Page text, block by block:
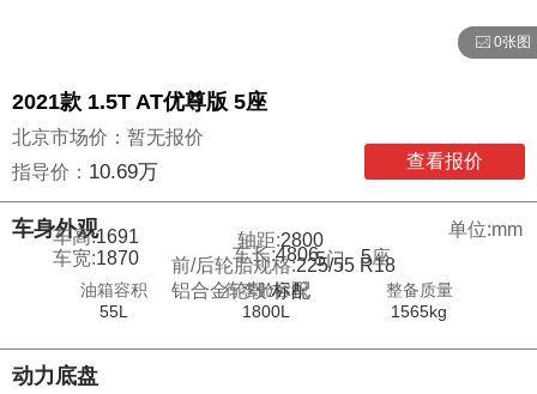
0张图
2021款 1.5T AT优尊版 5座
北京市场价：暂无报价
指导价： 10.69万 查看报价
车身外观
单位:mm
车长:4806
车宽:1870 5座
5门
车高:1691 轴距:2800
前/后轮胎规格:225/55 R18
铝合金轮毂:标配
油箱容积
55L
行李舱容积
1800L
整备质量
1565kg
动力底盘